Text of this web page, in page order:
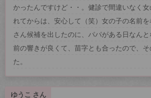
かったんですけど・・。健診で間違いなく
れてからは、安心して（笑）女の子の名前を
さん候補を出したのに、パパがある日なん
前の響きが良くて、苗字とも合ったので、
た。
ゆうこ さん